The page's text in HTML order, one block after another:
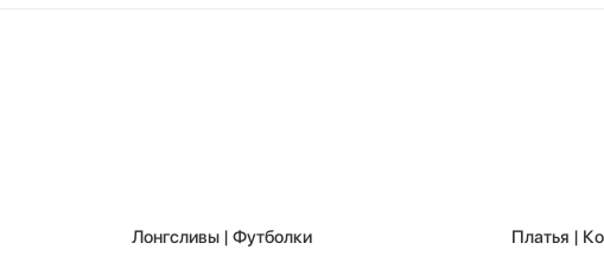
Лонгсливы | Футболки Платья |